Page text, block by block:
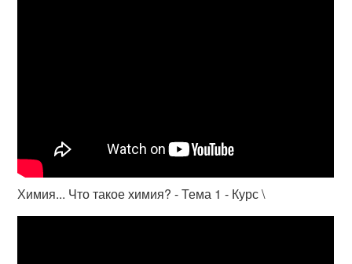
Химия... Что такое химия? - Тема 1 - Курс \